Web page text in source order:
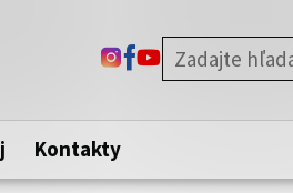
zabezpečená
stránku. Zabezpečená
domény webového sídla.
ODKAZ SA OTVORÍ NA
ODKAZ SA OTVORÍ
ODKAZ SA OTVORÍ
Kontakty